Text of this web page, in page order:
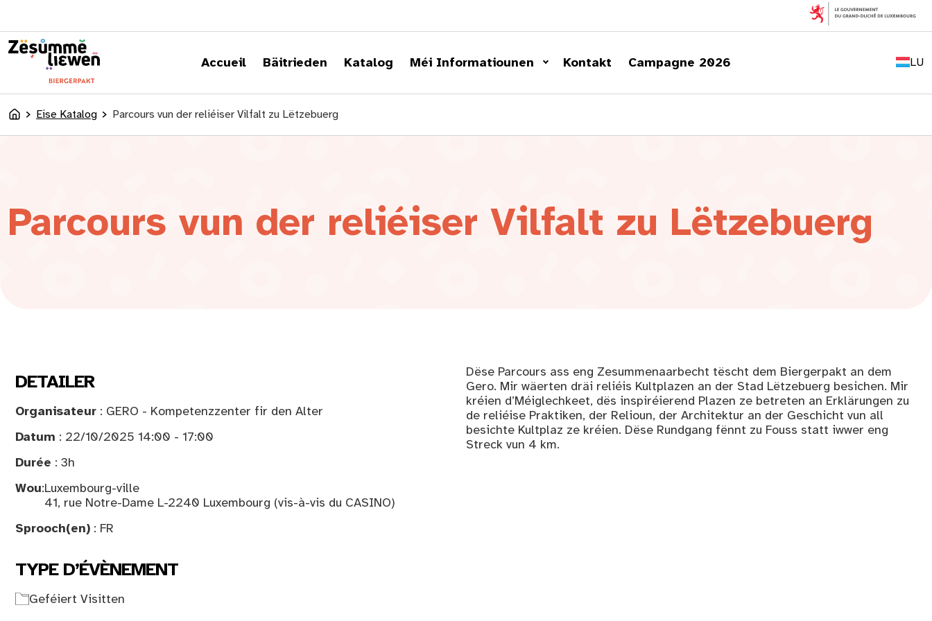
Accueil Bäitrieden Katalog Méi Informatiounen Kontakt Campagne 2026 LU
FR
DE
AccueilEise Katalog Parcours vun der reliéiser Vilfalt zu Lëtzebuerg
Parcours vun der reliéiser Vilfalt zu Lëtzebuerg
DETAILER
Organisateur : GERO - Kompetenzzenter fir den Alter
Datum : 22/10/2025 14:00 - 17:00
Durée : 3h
Wou:Luxembourg-ville
41, rue Notre-Dame L-2240 Luxembourg (vis-à-vis du CASINO)
Sprooch(en) : FR
TYPE D’ÉVÈNEMENT
Geféiert Visitten
Dëse Parcours ass eng Zesummenaarbecht tëscht dem Biergerpakt an dem
Gero. Mir wäerten dräi reliéis Kultplazen an der Stad Lëtzebuerg besichen. Mir
kréien d’Méiglechkeet, dës inspiréierend Plazen ze betreten an Erklärungen zu
de reliéise Praktiken, der Relioun, der Architektur an der Geschicht vun all
besichte Kultplaz ze kréien. Dëse Rundgang fënnt zu Fouss statt iwwer eng
Streck vun 4 km.